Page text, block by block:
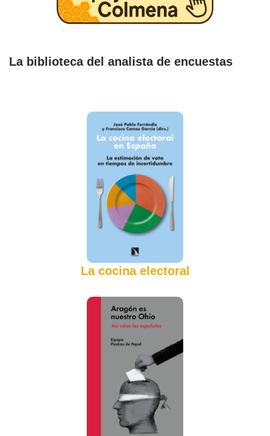
La biblioteca del analista de encuestas
La cocina electoral